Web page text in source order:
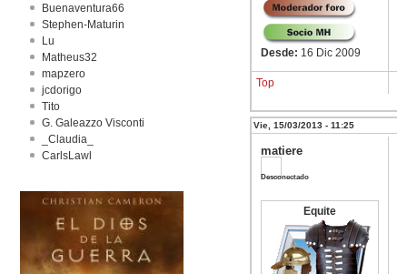
Buenaventura66
Stephen-Maturin
Lu
Matheus32
mapzero
jcdorigo
Tito
G. Galeazzo Visconti
_Claudia_
CarlsLawl
Desde: 16 Dic 2009
Top
Vie, 15/03/2013 - 11:25
matiere
Desconectado
Equite